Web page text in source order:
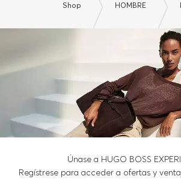
Shop HOMBRE
Únase a HUGO BOSS
Regístrese para acceder a ofertas y